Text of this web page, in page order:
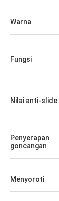
CN Sports
dipercaya,
layanan yang
Warna
Fungsi
Nilai anti-slide
Penyerapan
goncangan
Menyoroti